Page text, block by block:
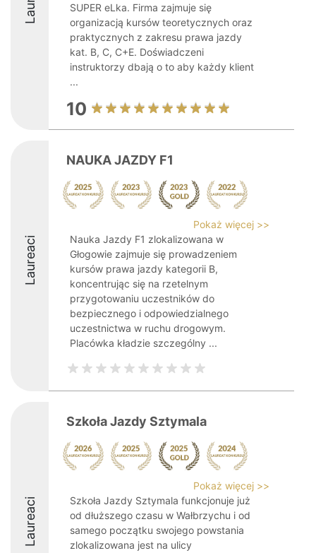
SUPER eLka. Firma zajmuje się
organizacją kursów teoretycznych oraz
praktycznych z zakresu prawa jazdy
kat. B, C, C+E. Doświadczeni
instruktorzy dbają o to aby każdy klient
...
10
Laureaci
NAUKA JAZDY F1
Pokaż więcej >>
Nauka Jazdy F1 zlokalizowana w
Głogowie zajmuje się prowadzeniem
kursów prawa jazdy kategorii B,
koncentrując się na rzetelnym
przygotowaniu uczestników do
bezpiecznego i odpowiedzialnego
uczestnictwa w ruchu drogowym.
Placówka kładzie szczególny ...
Laureaci
Szkoła Jazdy Sztymala
Pokaż więcej >>
Szkoła Jazdy Sztymala funkcjonuje już
od dłuższego czasu w Wałbrzychu i od
samego początku swojego powstania
zlokalizowana jest na ulicy